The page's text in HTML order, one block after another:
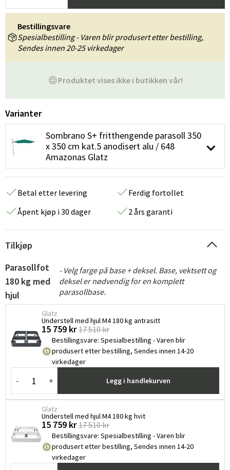
Produktet vises ikke i butikken vår!
Bestillingsvare
Spesialbestilling - Varen blir produsert etter bestilling,
Sendes innen 20-25 virkedager
Varianter
Sombrano S+ fritthengende parasoll 350
x 350 cm kat.5 anodisert alu / 648
Amazonas Glatz
Betal etter levering
Ferdig fortollet
Åpent kjøp i 30 dager
2 års garanti
Tilkjøp
Parasollfot
180 kg med
hjul
- Velg farge på base + deksel. Base, vektsett og
deksel er nødvendig for en komplett
parasollbase.
Glatz
Understell med hjul M4 180 kg antrasitt
15 759 kr 17 510 kr
Bestillingsvare: Spesialbestilling - Varen blir
produsert etter bestilling, Sendes innen 14-20
virkedager
- + Legg i handlekurven
Glatz
Understell med hjul M4 180 kg hvit
15 759 kr 17 510 kr
Bestillingsvare: Spesialbestilling - Varen blir
produsert etter bestilling, Sendes innen 14-20
virkedager